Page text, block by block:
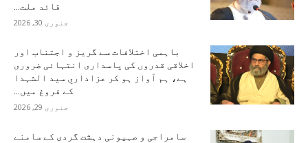
قائد ملت...
جنوری 30, 2026
باہمی اختلافات سے گریز و اجتناب اور
اخلاقی قدروں کی پاسداری انتہائی ضروری
ہے، ہم آواز ہو کر عزاداریِ سید الشہدا
کے فروغ میں...
جنوری 29, 2026
سامراجی و صہیونی دہشت گردی کے سامنے